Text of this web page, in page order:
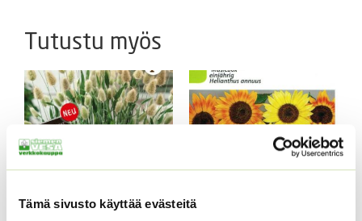
Tämä sivusto käyttää evästeitä
Tutustu myös